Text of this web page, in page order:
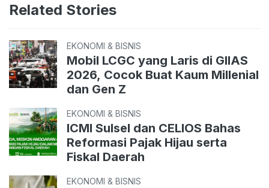
Related Stories
EKONOMI & BISNIS
Mobil LCGC yang Laris di GIIAS
2026, Cocok Buat Kaum Millenial
dan Gen Z
EKONOMI & BISNIS
ICMI Sulsel dan CELIOS Bahas
Reformasi Pajak Hijau serta
Fiskal Daerah
EKONOMI & BISNIS